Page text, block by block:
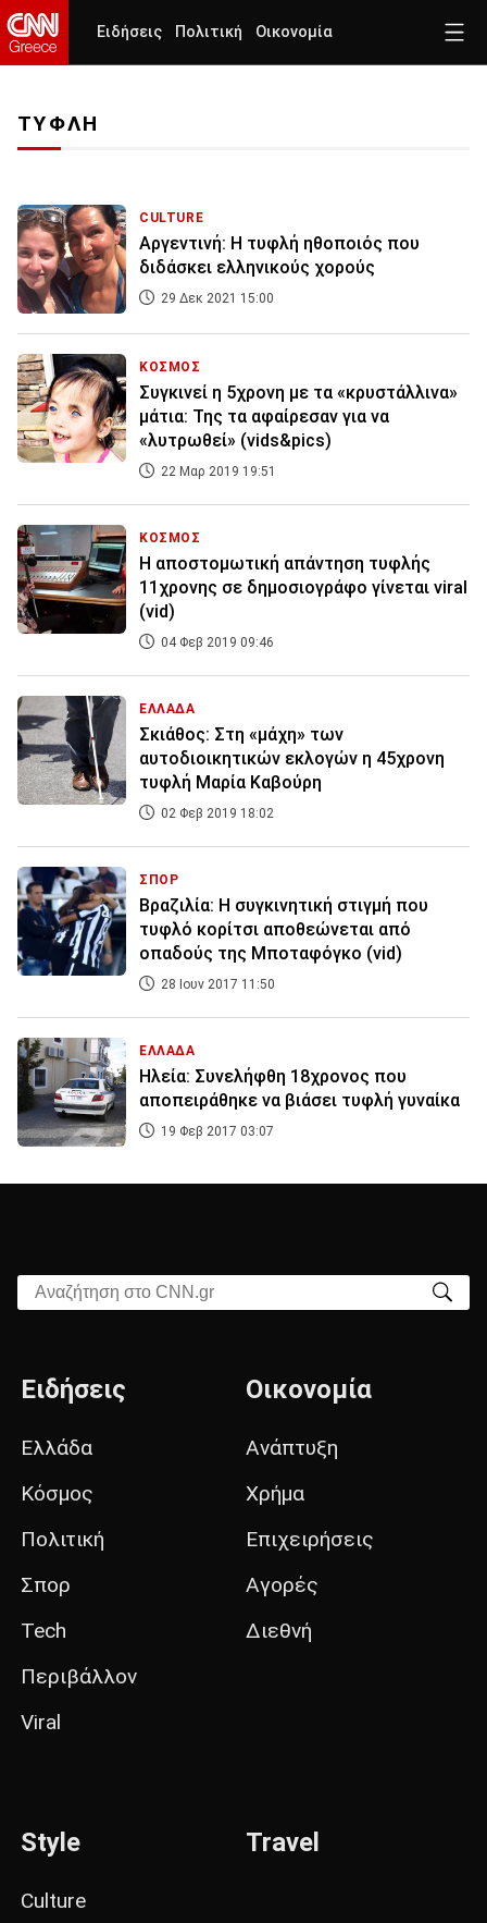
Ειδήσεις Πολιτική Οικονομία
ΤΥΦΛΗ
CULTURE
Αργεντινή: H τυφλή ηθοποιός που
διδάσκει ελληνικούς χορούς
29 Δεκ 2021 15:00
ΚΟΣΜΟΣ
Συγκινεί η 5χρονη με τα «κρυστάλλινα»
μάτια: Της τα αφαίρεσαν για να
«λυτρωθεί» (vids&pics)
22 Μαρ 2019 19:51
ΚΟΣΜΟΣ
Η αποστομωτική απάντηση τυφλής
11χρονης σε δημοσιογράφο γίνεται viral
(vid)
04 Φεβ 2019 09:46
ΕΛΛΑΔΑ
Σκιάθος: Στη «μάχη» των
αυτοδιοικητικών εκλογών η 45χρονη
τυφλή Μαρία Καβούρη
02 Φεβ 2019 18:02
ΣΠΟΡ
Βραζιλία: Η συγκινητική στιγμή που
τυφλό κορίτσι αποθεώνεται από
οπαδούς της Μποταφόγκο (vid)
28 Ιουν 2017 11:50
ΕΛΛΑΔΑ
Ηλεία: Συνελήφθη 18χρονος που
αποπειράθηκε να βιάσει τυφλή γυναίκα
19 Φεβ 2017 03:07
Αναζήτηση στο CNN.gr
Ειδήσεις
Ελλάδα
Κόσμος
Πολιτική
Σπορ
Tech
Περιβάλλον
Viral
Οικονομία
Ανάπτυξη
Χρήμα
Επιχειρήσεις
Αγορές
Διεθνή
Style
Culture
Travel